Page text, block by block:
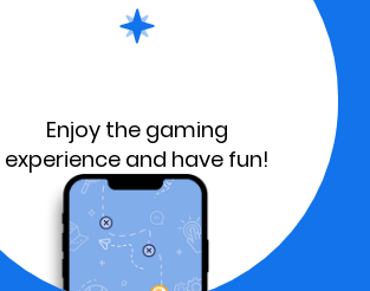
Enjoy the gaming
experience and have fun!